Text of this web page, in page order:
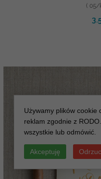
( 05/
Używamy plików cookie
reklam zgodnie z
wszystkie lub odmówić.
Akceptuję